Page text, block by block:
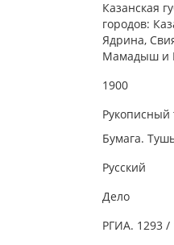
Казанская
городов:
Ядрина,
Мамадыш и
1900
Рукописный
Бумага.
Русский
Дело
РГИА. 1293 /